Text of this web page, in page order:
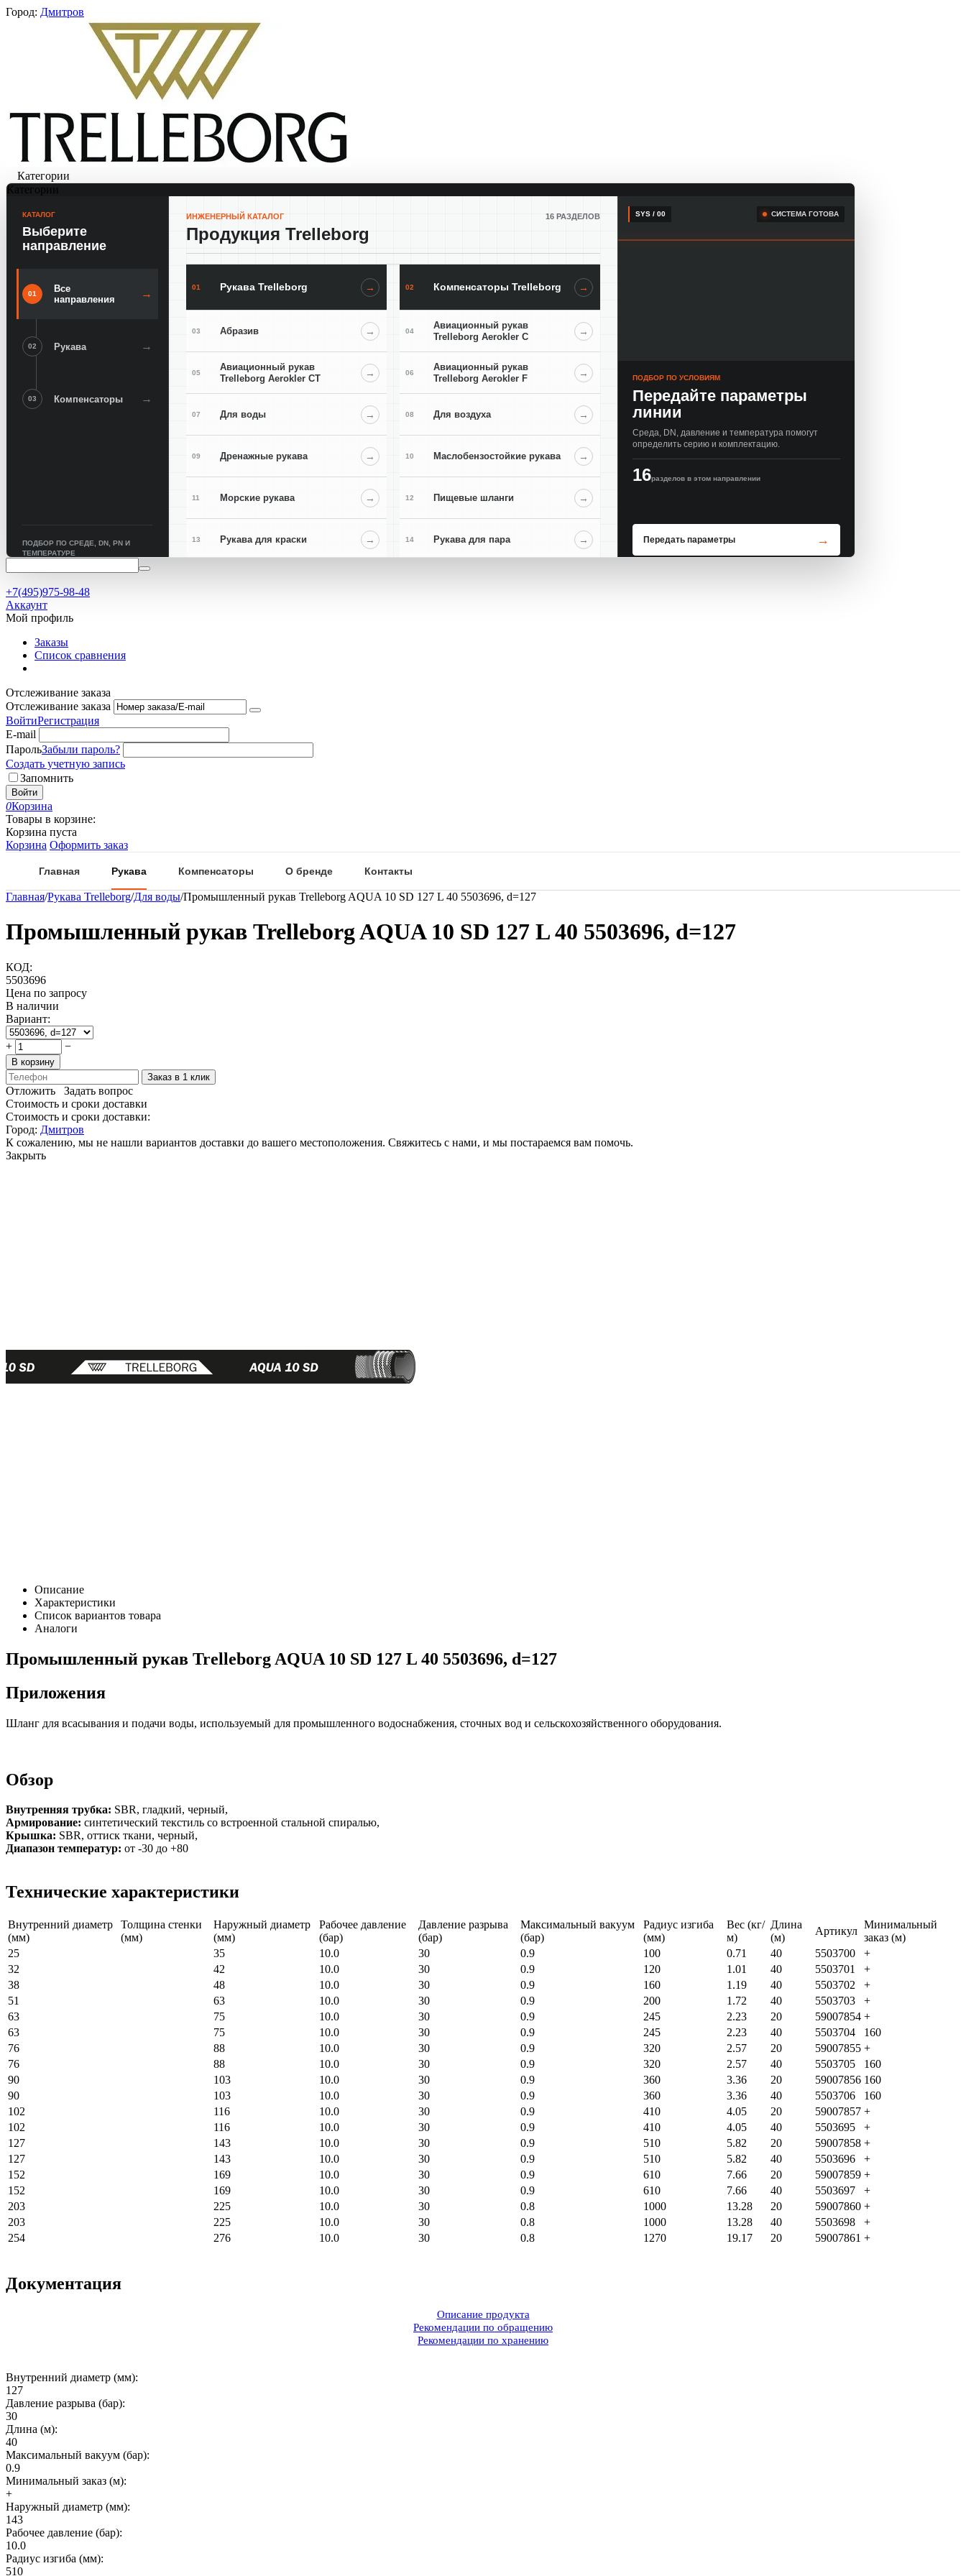
Город: Дмитров
Категории
Категории
КАТАЛОГ
Выберите
направление
01
Все
направления
→
02 Рукава →
03 Компенсаторы →
ПОДБОР ПО СРЕДЕ, DN, PN И
ТЕМПЕРАТУРЕ
ИНЖЕНЕРНЫЙ КАТАЛОГ
Продукция Trelleborg
16 РАЗДЕЛОВ
01 Рукава Trelleborg → 02 Компенсаторы Trelleborg →
03 Абразив → 04
Авиационный рукав
Trelleborg Aerokler C
→
05
Авиационный рукав
Trelleborg Aerokler CT
→ 06
Авиационный рукав
Trelleborg Aerokler F
→
07 Для воды → 08 Для воздуха →
09 Дренажные рукава → 10 Маслобензостойкие рукава →
11 Морские рукава → 12 Пищевые шланги →
13 Рукава для краски → 14 Рукава для пара →
SYS / 00 СИСТЕМА ГОТОВА
ПОДБОР ПО УСЛОВИЯМ
Передайте параметры
линии
Среда, DN, давление и температура помогут
определить серию и комплектацию.
16разделов в этом направлении
Передать параметры
+7(495)975-98-48
Аккаунт
Мой профиль
Заказы
Список сравнения
Отслеживание заказа
Отслеживание заказа
ВойтиРегистрация
E-mail
ПарольЗабыли пароль?
Создать учетную запись
Запомнить
Войти
0Корзина
Товары в корзине:
Корзина пуста
Корзина Оформить заказ
Главная Рукава Компенсаторы О бренде Контакты
Главная/Рукава Trelleborg/Для воды/Промышленный рукав Trelleborg AQUA 10 SD 127 L 40 5503696, d=127
Промышленный рукав Trelleborg AQUA 10 SD 127 L 40 5503696, d=127
КОД:
5503696
Цена по запросу
В наличии
Вариант:
+ −
В корзину
Заказ в 1 клик
Отложить
Задать вопрос
Стоимость и сроки доставки
Стоимость и сроки доставки:
Город: Дмитров
К сожалению, мы не нашли вариантов доставки до вашего местоположения. Свяжитесь с нами, и мы постараемся вам помочь.
Закрыть
Описание
Характеристики
Список вариантов товара
Аналоги
Промышленный рукав Trelleborg AQUA 10 SD 127 L 40 5503696, d=127
Приложения
Шланг для всасывания и подачи воды, используемый для промышленного водоснабжения, сточных вод и сельскохозяйственного оборудования.
Обзор
Внутренняя трубка: SBR, гладкий, черный,
Армирование: синтетический текстиль со встроенной стальной спиралью,
Крышка: SBR, оттиск ткани, черный,
Диапазон температур: от -30 до +80
Технические характеристики
Внутренний диаметр
(мм)
Толщина стенки
(мм)
Наружный диаметр
(мм)
Рабочее давление
(бар)
Давление разрыва
(бар)
Максимальный вакуум
(бар)
Радиус изгиба
(мм)
Вес (кг/
м)
Длина
(м)
Артикул
Минимальный
заказ (м)
25
35 10.0 30 0.9 100 0.71 40 5503700
+
32
42 10.0 30 0.9 120 1.01 40 5503701
+
38
48 10.0 30 0.9 160 1.19 40 5503702
+
51
63 10.0 30 0.9 200 1.72 40 5503703
+
63
75 10.0 30 0.9 245 2.23 20 59007854 +
63
75 10.0 30 0.9 245 2.23 40 5503704
160
76
88 10.0 30 0.9 320 2.57 20 59007855 +
76
88 10.0 30 0.9 320 2.57 40 5503705
160
90
103 10.0 30 0.9 360 3.36 20 59007856 160
90
103 10.0 30 0.9 360 3.36 40 5503706
160
102
116 10.0 30 0.9 410 4.05 20 59007857 +
102
116 10.0 30 0.9 410 4.05 40 5503695
+
127
143 10.0 30 0.9 510 5.82 20 59007858 +
127
143 10.0 30 0.9 510 5.82 40 5503696
+
152
169 10.0 30 0.9 610 7.66 20 59007859 +
152
169 10.0 30 0.9 610 7.66 40 5503697
+
203
225 10.0 30 0.8 1000 13.28 20 59007860 +
203
225 10.0 30 0.8 1000 13.28 40 5503698
+
254
276 10.0 30 0.8 1270 19.17 20 59007861 +
Документация
Описание продукта
Рекомендации по обращению
Рекомендации по хранению
Внутренний диаметр (мм):
127
Давление разрыва (бар):
30
Длина (м):
40
Максимальный вакуум (бар):
0.9
Минимальный заказ (м):
+
Наружный диаметр (мм):
143
Рабочее давление (бар):
10.0
Радиус изгиба (мм):
510